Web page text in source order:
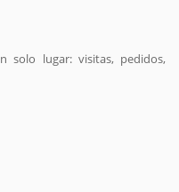
lugar: visitas, pedidos,